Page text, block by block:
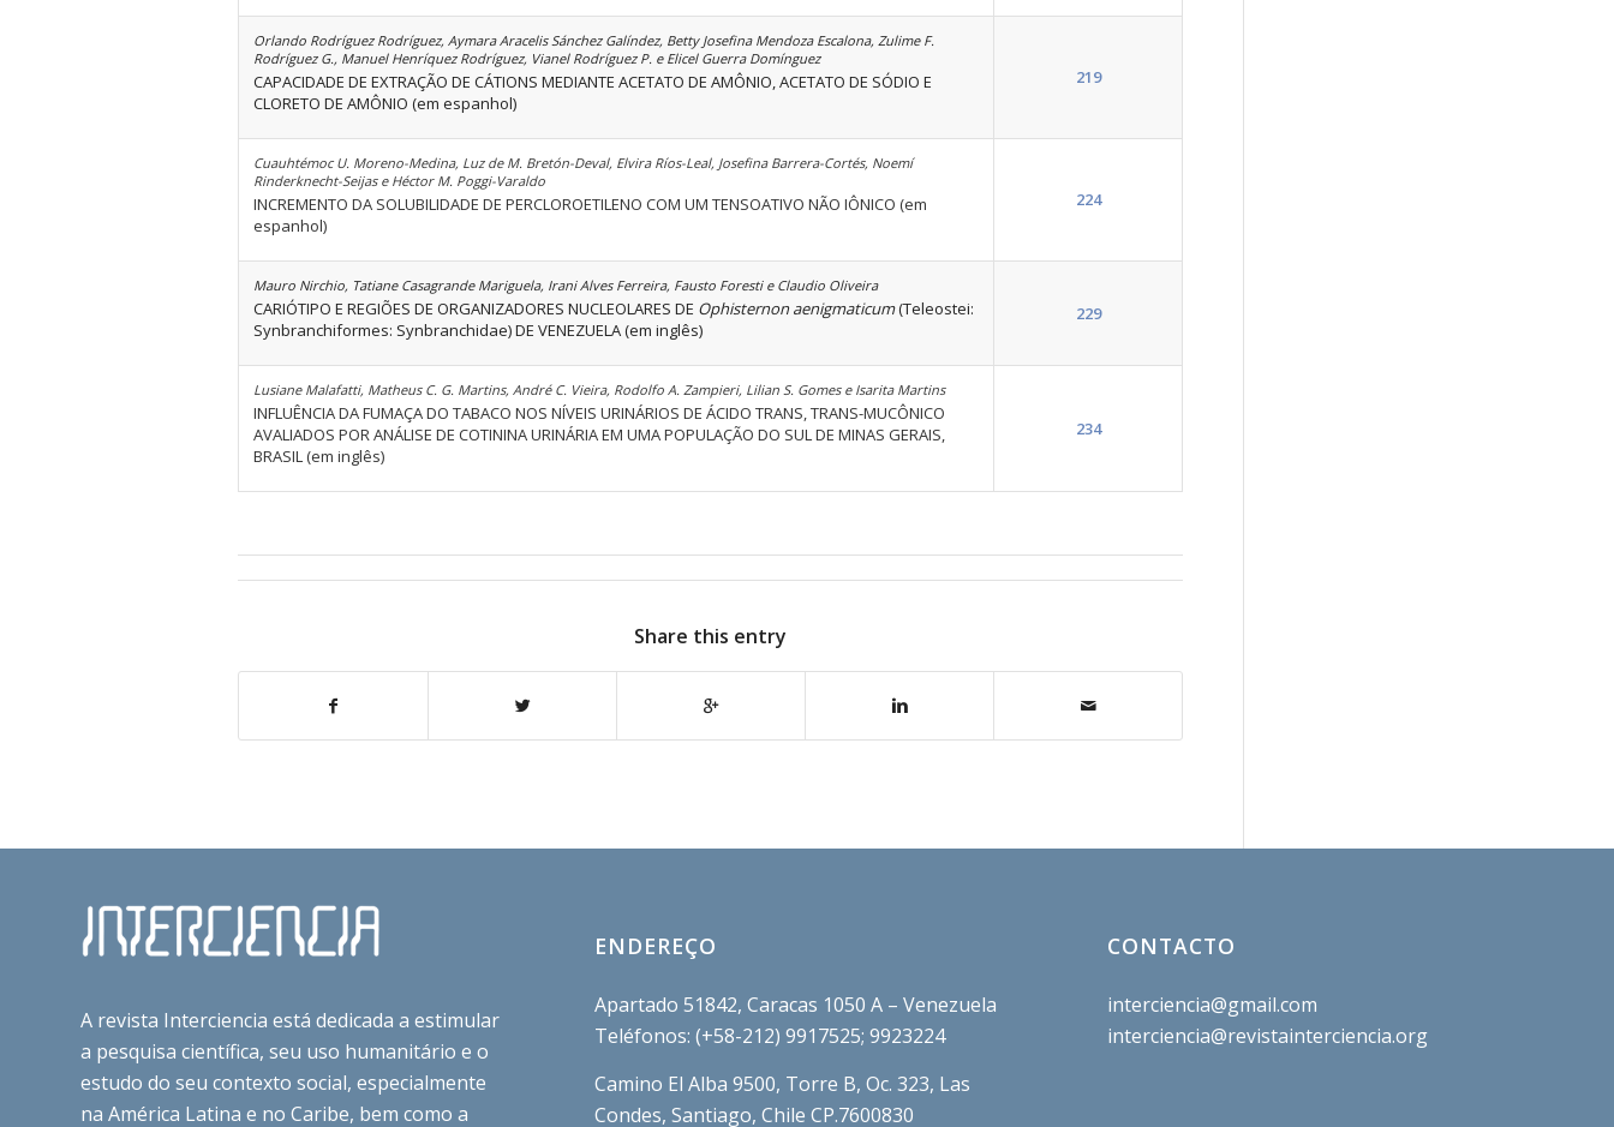
Orlando Rodríguez Rodríguez, Aymara Aracelis Sánchez Galíndez, Betty Josefina Mendoza Escalona, Zulime F.
Rodríguez G., Manuel Henríquez Rodríguez, Vianel Rodríguez P. e Elicel Guerra Domínguez
CAPACIDADE DE EXTRAÇÃO DE CÁTIONS MEDIANTE ACETATO DE AMÔNIO, ACETATO DE SÓDIO E
CLORETO DE AMÔNIO (em espanhol)
219
Cuauhtémoc U. Moreno-Medina, Luz de M. Bretón-Deval, Elvira Ríos-Leal, Josefina Barrera-Cortés, Noemí
Rinderknecht-Seijas e Héctor M. Poggi-Varaldo
INCREMENTO DA SOLUBILIDADE DE PERCLOROETILENO COM UM TENSOATIVO NÃO IÔNICO (em
espanhol)
224
Mauro Nirchio, Tatiane Casagrande Mariguela, Irani Alves Ferreira, Fausto Foresti e Claudio Oliveira
CARIÓTIPO E REGIÕES DE ORGANIZADORES NUCLEOLARES DE Ophisternon aenigmaticum(Teleostei:
Synbranchiformes: Synbranchidae) DE VENEZUELA (em inglês)
229
Lusiane Malafatti, Matheus C. G. Martins, André C. Vieira, Rodolfo A. Zampieri, Lilian S. Gomes e Isarita Martins
INFLUÊNCIA DA FUMAÇA DO TABACO NOS NÍVEIS URINÁRIOS DE ÁCIDO TRANS, TRANS-MUCÔNICO
AVALIADOS POR ANÁLISE DE COTININA URINÁRIA EM UMA POPULAÇÃO DO SUL DE MINAS GERAIS,
BRASIL (em inglês)
234
Share this entry
A revista Interciencia está dedicada a estimular
a pesquisa científica, seu uso humanitário e o
estudo do seu contexto social, especialmente
na América Latina e no Caribe, bem como a
ENDEREÇO
Apartado 51842, Caracas 1050 A – Venezuela
Teléfonos: (+58-212) 9917525; 9923224
Camino El Alba 9500, Torre B, Oc. 323, Las
Condes, Santiago, Chile CP.7600830
CONTACTO
interciencia@gmail.com
interciencia@revistainterciencia.org